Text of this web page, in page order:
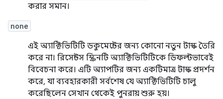
করার সমান।
none
এই অ্যাক্টিভিটিটি ডকুমেন্টের জন্য কোনো নতুন টাস্ক তৈরি
করে না। রিসেন্টস স্ক্রিনটি অ্যাক্টিভিটিটিকে ডিফল্টভাবেই
বিবেচনা করে। এটি অ্যাপটির জন্য একটিমাত্র টাস্ক প্রদর্শন
করে, যা ব্যবহারকারী সর্বশেষ যে অ্যাক্টিভিটিটি চালু
করেছিলেন সেখান থেকেই পুনরায় শুরু হয়।